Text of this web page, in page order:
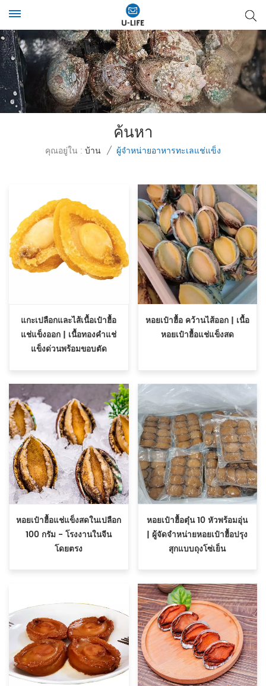
ค้นหา
คุณอยู่ใน : บ้าน / ผู้จำหน่ายอาหารทะเลแช่แข็ง
แกะเปลือกและไส้เนื้อเป๋าฮื้อ
แช่แข็งออก | เนื้อทองคำแช่
แข็งด่วนพร้อมขอบตัด
หอยเป๋าฮื้อ คว้านไส้ออก | เนื้อ
หอยเป๋าฮื้อแช่แข็งสด
หอยเป๋าฮื้อแช่แข็งสดในเปลือก
100 กรัม - โรงงานในจีน
โดยตรง
หอยเป๋าฮื้อตุ๋น 10 หัวพร้อมอุ่น
| ผู้จัดจำหน่ายหอยเป๋าฮื้อปรุง
สุกแบบถุงโซ่เย็น